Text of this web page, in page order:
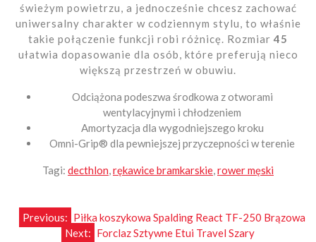
świeżym powietrzu, a jednocześnie chcesz zachować
uniwersalny charakter w codziennym stylu, to właśnie
takie połączenie funkcji robi różnicę. Rozmiar 45
ułatwia dopasowanie dla osób, które preferują nieco
większą przestrzeń w obuwiu.
Odciążona podeszwa środkowa z otworami
wentylacyjnymi i chłodzeniem
Amortyzacja dla wygodniejszego kroku
Omni-Grip® dla pewniejszej przyczepności w terenie
Tagi: decthlon,rękawice bramkarskie,rower męski
Nawigacja
Previous: Piłka koszykowa Spalding React TF-250 Brązowa
Next: Forclaz Sztywne Etui Travel Szary